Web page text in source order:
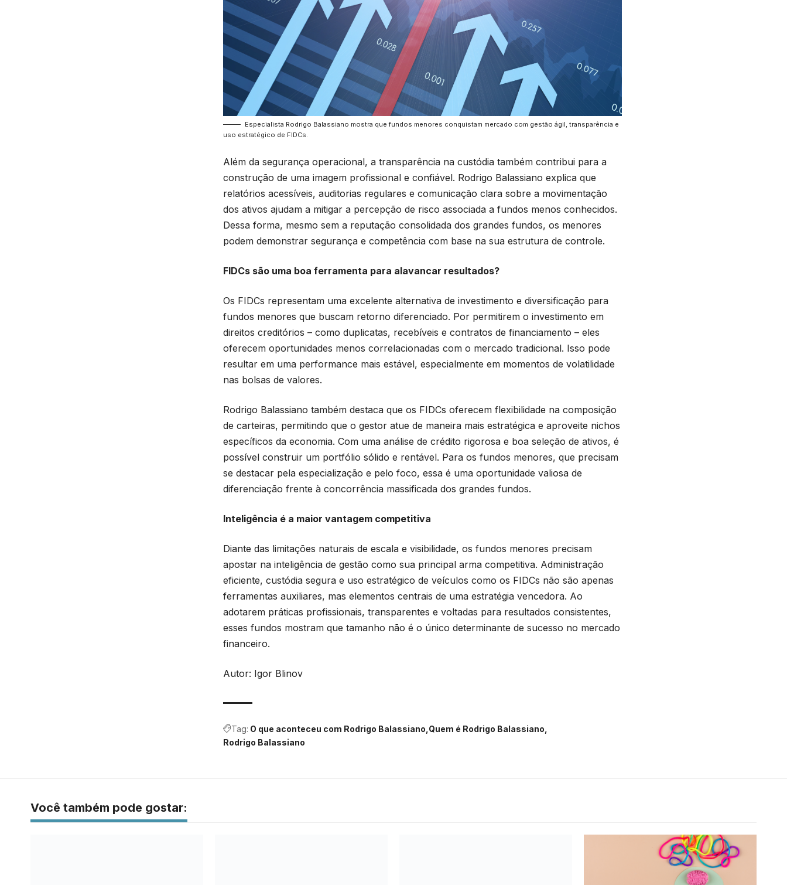
Especialista Rodrigo Balassiano mostra que fundos menores conquistam mercado com gestão ágil, transparência e
uso estratégico de FIDCs.
Além da segurança operacional, a transparência na custódia também contribui para a
construção de uma imagem profissional e confiável. Rodrigo Balassiano explica que
relatórios acessíveis, auditorias regulares e comunicação clara sobre a movimentação
dos ativos ajudam a mitigar a percepção de risco associada a fundos menos conhecidos.
Dessa forma, mesmo sem a reputação consolidada dos grandes fundos, os menores
podem demonstrar segurança e competência com base na sua estrutura de controle.
FIDCs são uma boa ferramenta para alavancar resultados?
Os FIDCs representam uma excelente alternativa de investimento e diversificação para
fundos menores que buscam retorno diferenciado. Por permitirem o investimento em
direitos creditórios – como duplicatas, recebíveis e contratos de financiamento – eles
oferecem oportunidades menos correlacionadas com o mercado tradicional. Isso pode
resultar em uma performance mais estável, especialmente em momentos de volatilidade
nas bolsas de valores.
Rodrigo Balassiano também destaca que os FIDCs oferecem flexibilidade na composição
de carteiras, permitindo que o gestor atue de maneira mais estratégica e aproveite nichos
específicos da economia. Com uma análise de crédito rigorosa e boa seleção de ativos, é
possível construir um portfólio sólido e rentável. Para os fundos menores, que precisam
se destacar pela especialização e pelo foco, essa é uma oportunidade valiosa de
diferenciação frente à concorrência massificada dos grandes fundos.
Inteligência é a maior vantagem competitiva
Diante das limitações naturais de escala e visibilidade, os fundos menores precisam
apostar na inteligência de gestão como sua principal arma competitiva. Administração
eficiente, custódia segura e uso estratégico de veículos como os FIDCs não são apenas
ferramentas auxiliares, mas elementos centrais de uma estratégia vencedora. Ao
adotarem práticas profissionais, transparentes e voltadas para resultados consistentes,
esses fundos mostram que tamanho não é o único determinante de sucesso no mercado
financeiro.
Autor: Igor Blinov
Tag: O que aconteceu com Rodrigo Balassiano Quem é Rodrigo Balassiano
Rodrigo Balassiano
Você também pode gostar: